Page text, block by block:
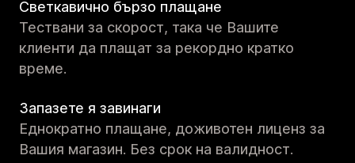
Светкавично бързо плащане
Тествани за скорост, така че Вашите
клиенти да плащат за рекордно кратко
време.
Запазете я завинаги
Еднократно плащане, доживотен лиценз за
Вашия магазин. Без срок на валидност.